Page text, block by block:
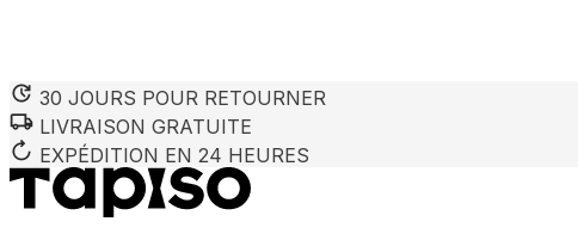
30 JOURS POUR RETOURNER
LIVRAISON GRATUITE
EXPÉDITION EN 24 HEURES